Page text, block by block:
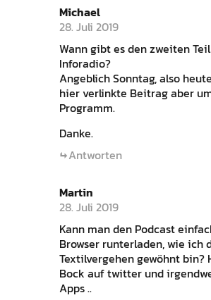
Michael
28. Juli 2019
Wann gibt es den zweiten
Inforadio?
Angeblich Sonntag, also
hier verlinkte Beitrag aber
Programm.
Danke.
Antworten
Martin
28. Juli 2019
Kann man den Podcast
Browser runterladen, wie ich
Textilvergehen gewöhnt bin?
Bock auf twitter und
Apps ..